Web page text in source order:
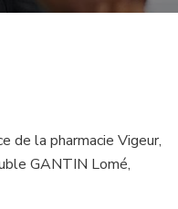
de la pharmacie Vigeur,
GANTIN Lomé,